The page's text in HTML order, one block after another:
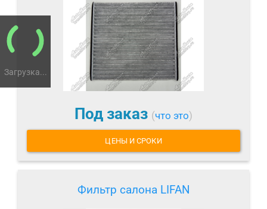
Загрузка...
Под заказ (что это)
ЦЕНЫ И СРОКИ
Фильтр салона LIFAN